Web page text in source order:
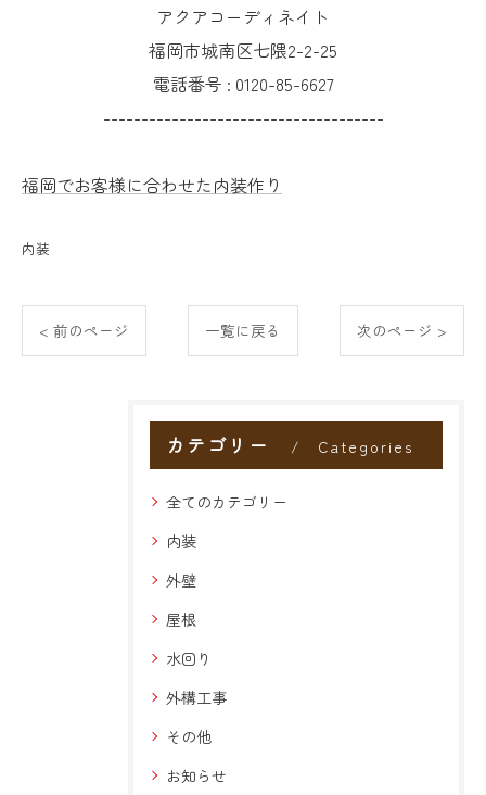
アクアコーディネイト
福岡市城南区七隈2-2-25
電話番号 : 0120-85-6627
-------------------------------------
福岡でお客様に合わせた内装作り
内装
< 前のページ 一覧に戻る 次のページ >
カテゴリー Categories
全てのカテゴリー
内装
外壁
屋根
水回り
外構工事
その他
お知らせ